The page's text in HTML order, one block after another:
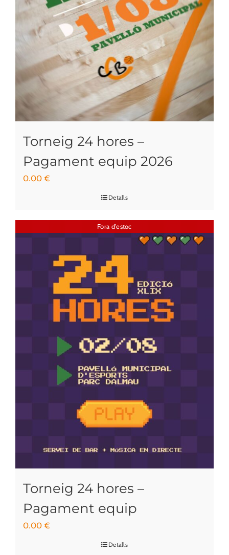
Torneig 24 hores –
Pagament equip 2026
0.00€
Detalls
Fora d'estoc
Torneig 24 hores –
Pagament equip
0.00€
Detalls